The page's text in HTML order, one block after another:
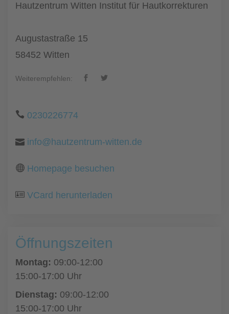
Hautzentrum Witten Institut für Hautkorrekturen
Augustastraße 15
58452 Witten
Weiterempfehlen:
0230226774
info@hautzentrum-witten.de
Homepage besuchen
VCard herunterladen
Öffnungszeiten
Montag: 09:00-12:00
15:00-17:00 Uhr
Dienstag: 09:00-12:00
15:00-17:00 Uhr